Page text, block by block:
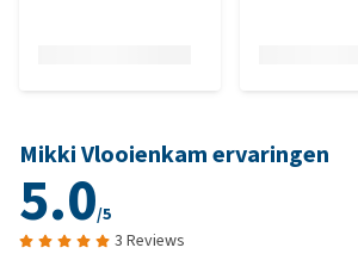
Mikki Vlooienkam ervaringen
5.0/5
3 Reviews